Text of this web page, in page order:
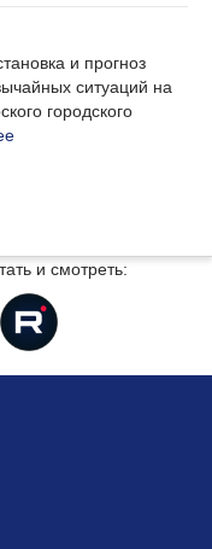
и прогноз
ситуаций на
городского
и смотреть: